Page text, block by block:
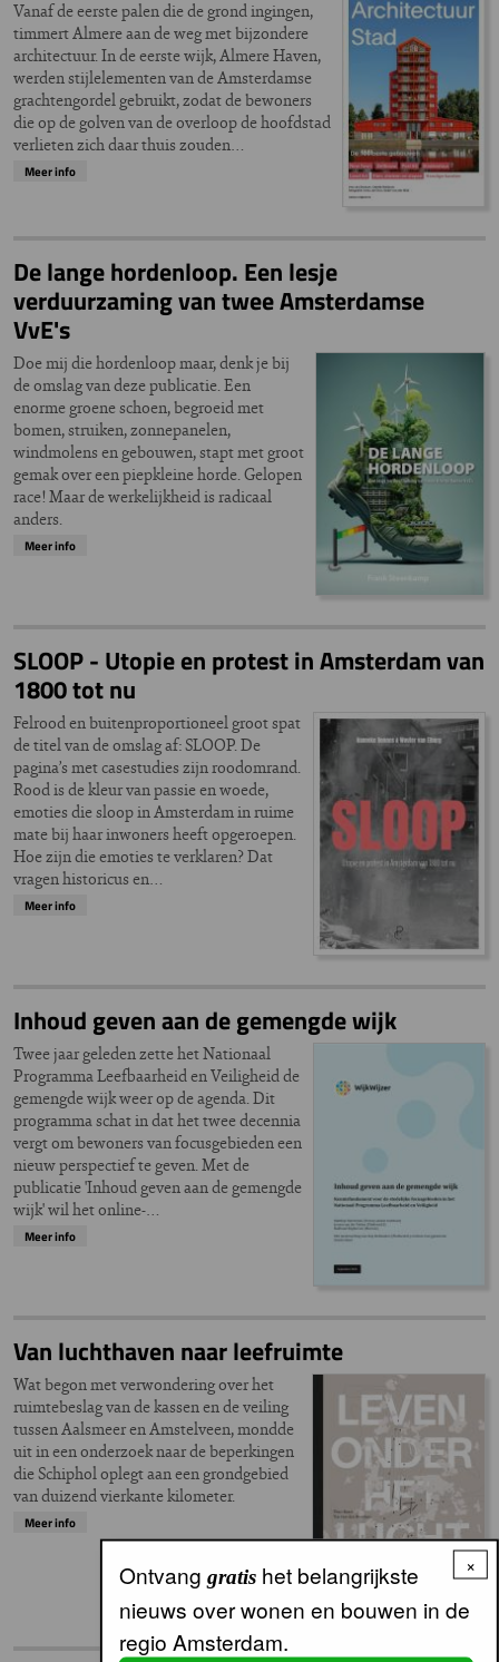
Vanaf de eerste palen die de grond ingingen,
timmert Almere aan de weg met bijzondere
architectuur. In de eerste wijk, Almere Haven,
werden stijlelementen van de Amsterdamse
grachtengordel gebruikt, zodat de bewoners
die op de golven van de overloop de hoofdstad
verlieten zich daar thuis zouden…
Meer info
De lange hordenloop. Een lesje
verduurzaming van twee Amsterdamse
VvE's
Doe mij die hordenloop maar, denk je bij
de omslag van deze publicatie. Een
enorme groene schoen, begroeid met
bomen, struiken, zonnepanelen,
windmolens en gebouwen, stapt met groot
gemak over een piepkleine horde. Gelopen
race! Maar de werkelijkheid is radicaal
anders.
Meer info
SLOOP - Utopie en protest in Amsterdam van
1800 tot nu
Felrood en buitenproportioneel groot spat
de titel van de omslag af: SLOOP. De
pagina’s met casestudies zijn roodomrand.
Rood is de kleur van passie en woede,
emoties die sloop in Amsterdam in ruime
mate bij haar inwoners heeft opgeroepen.
Hoe zijn die emoties te verklaren? Dat
vragen historicus en…
Meer info
Inhoud geven aan de gemengde wijk
Twee jaar geleden zette het Nationaal
Programma Leefbaarheid en Veiligheid de
gemengde wijk weer op de agenda. Dit
programma schat in dat het twee decennia
vergt om bewoners van focusgebieden een
nieuw perspectief te geven. Met de
publicatie 'Inhoud geven aan de gemengde
wijk' wil het online-…
Meer info
Van luchthaven naar leefruimte
Wat begon met verwondering over het
ruimtebeslag van de kassen en de veiling
tussen Aalsmeer en Amstelveen, mondde
uit in een onderzoek naar de beperkingen
die Schiphol oplegt aan een grondgebied
van duizend vierkante kilometer.
Meer info
×
Ontvang gratishet belangrijkste
nieuws over wonen en bouwen in de
regio Amsterdam.